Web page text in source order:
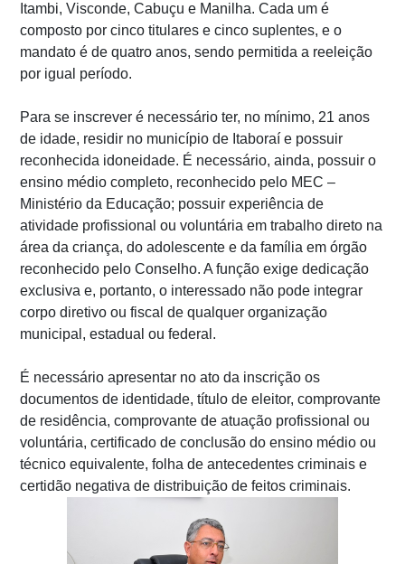
Itambi, Visconde, Cabuçu e Manilha. Cada um é
composto por cinco titulares e cinco suplentes, e o
mandato é de quatro anos, sendo permitida a reeleição
por igual período.
Para se inscrever é necessário ter, no mínimo, 21 anos
de idade, residir no município de Itaboraí e possuir
reconhecida idoneidade. É necessário, ainda, possuir o
ensino médio completo, reconhecido pelo MEC –
Ministério da Educação; possuir experiência de
atividade profissional ou voluntária em trabalho direto na
área da criança, do adolescente e da família em órgão
reconhecido pelo Conselho. A função exige dedicação
exclusiva e, portanto, o interessado não pode integrar
corpo diretivo ou fiscal de qualquer organização
municipal, estadual ou federal.
É necessário apresentar no ato da inscrição os
documentos de identidade, título de eleitor, comprovante
de residência, comprovante de atuação profissional ou
voluntária, certificado de conclusão do ensino médio ou
técnico equivalente, folha de antecedentes criminais e
certidão negativa de distribuição de feitos criminais.